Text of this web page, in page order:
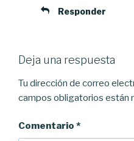
Responder
Deja una respuesta
Tu dirección de correo
campos obligatorios están
Comentario *